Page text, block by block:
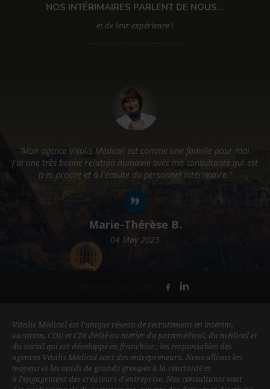
NOS INTÉRIMAIRES PARLENT DE NOUS...
et de leur expérience !
"Mon agence Vitalis Médical est comme une famille pour moi.
J'ai une très bonne relation humaine avec ma consultante qui est
très proche et à l'écoute du personnel intérimaire."
Marie-Thérèse B.
04 May 2023
Vitalis Médical est l'unique réseau de recrutement en intérim,
vacation, CDD et CDI dédié au métier du paramédical, du médical et
du social qui est développé en franchise : les responsables des
agences Vitalis Médical sont des entrepreneurs. Nous allions les
moyens et les outils de grands groupes à la réactivité et
à l’engagement des créateurs d’entreprise. Nos consultants sont